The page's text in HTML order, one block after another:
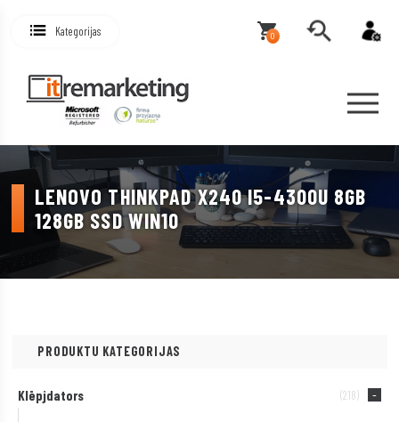
Kategorijas 0
LENOVO THINKPAD X240 I5-4300U 8GB
128GB SSD WIN10
PRODUKTU KATEGORIJAS
Klēpjdators (218)